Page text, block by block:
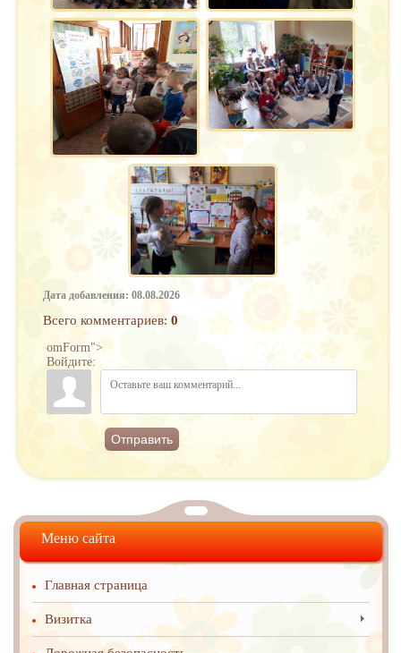
Дата добавления: 08.08.2026
Всего комментариев: 0
omForm">
Войдите:
Отправить
Меню сайта
Главная страница
Визитка